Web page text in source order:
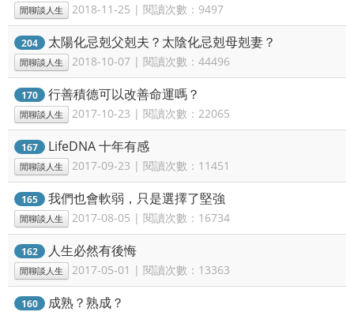
閒聊談人生 2018-11-25 | 閱讀次數：9497
204 太陽化忌剋父剋夫？太陰化忌剋母剋妻？
閒聊談人生 2018-10-07 | 閱讀次數：44496
170 行善積德可以改善命運嗎？
閒聊談人生 2017-10-23 | 閱讀次數：22065
167 LifeDNA 十年有感
閒聊談人生 2017-09-23 | 閱讀次數：11451
165 我們也會軟弱，只是選擇了堅強
閒聊談人生 2017-08-05 | 閱讀次數：16734
162 人生必然有後悔
閒聊談人生 2017-05-01 | 閱讀次數：13363
160 成熟？熟成？